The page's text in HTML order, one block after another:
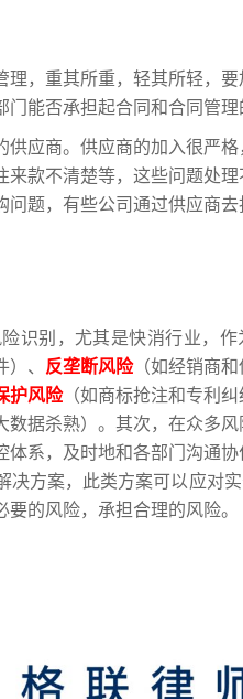
理，重其所重，轻其所轻，
能否承担起合同和合同管
应商。供应商的加入很严
款不清楚等，这些问题处
题，有些公司通过供应商
识别，尤其是快消行业，
、 反垄断风险（如经销商和
护风险（如商标抢注和专利纠
数据杀熟）。其次，在众多
系，及时地和各部门沟通
方案，此类方案可以应对
的风险，承担合理的风险。